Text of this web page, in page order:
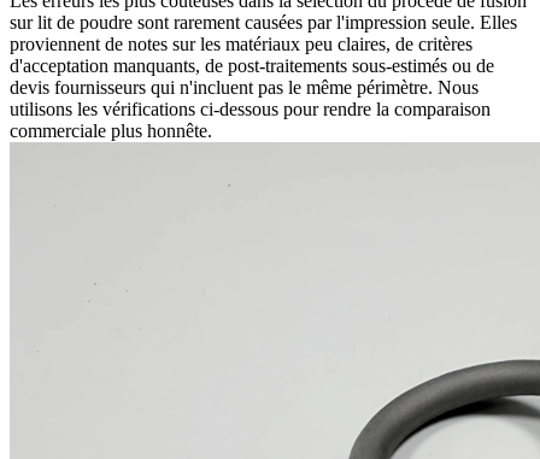
sur lit de poudre sont rarement causées par l'impression seule. Elles
proviennent de notes sur les matériaux peu claires, de critères
d'acceptation manquants, de post-traitements sous-estimés ou de
devis fournisseurs qui n'incluent pas le même périmètre. Nous
utilisons les vérifications ci-dessous pour rendre la comparaison
commerciale plus honnête.